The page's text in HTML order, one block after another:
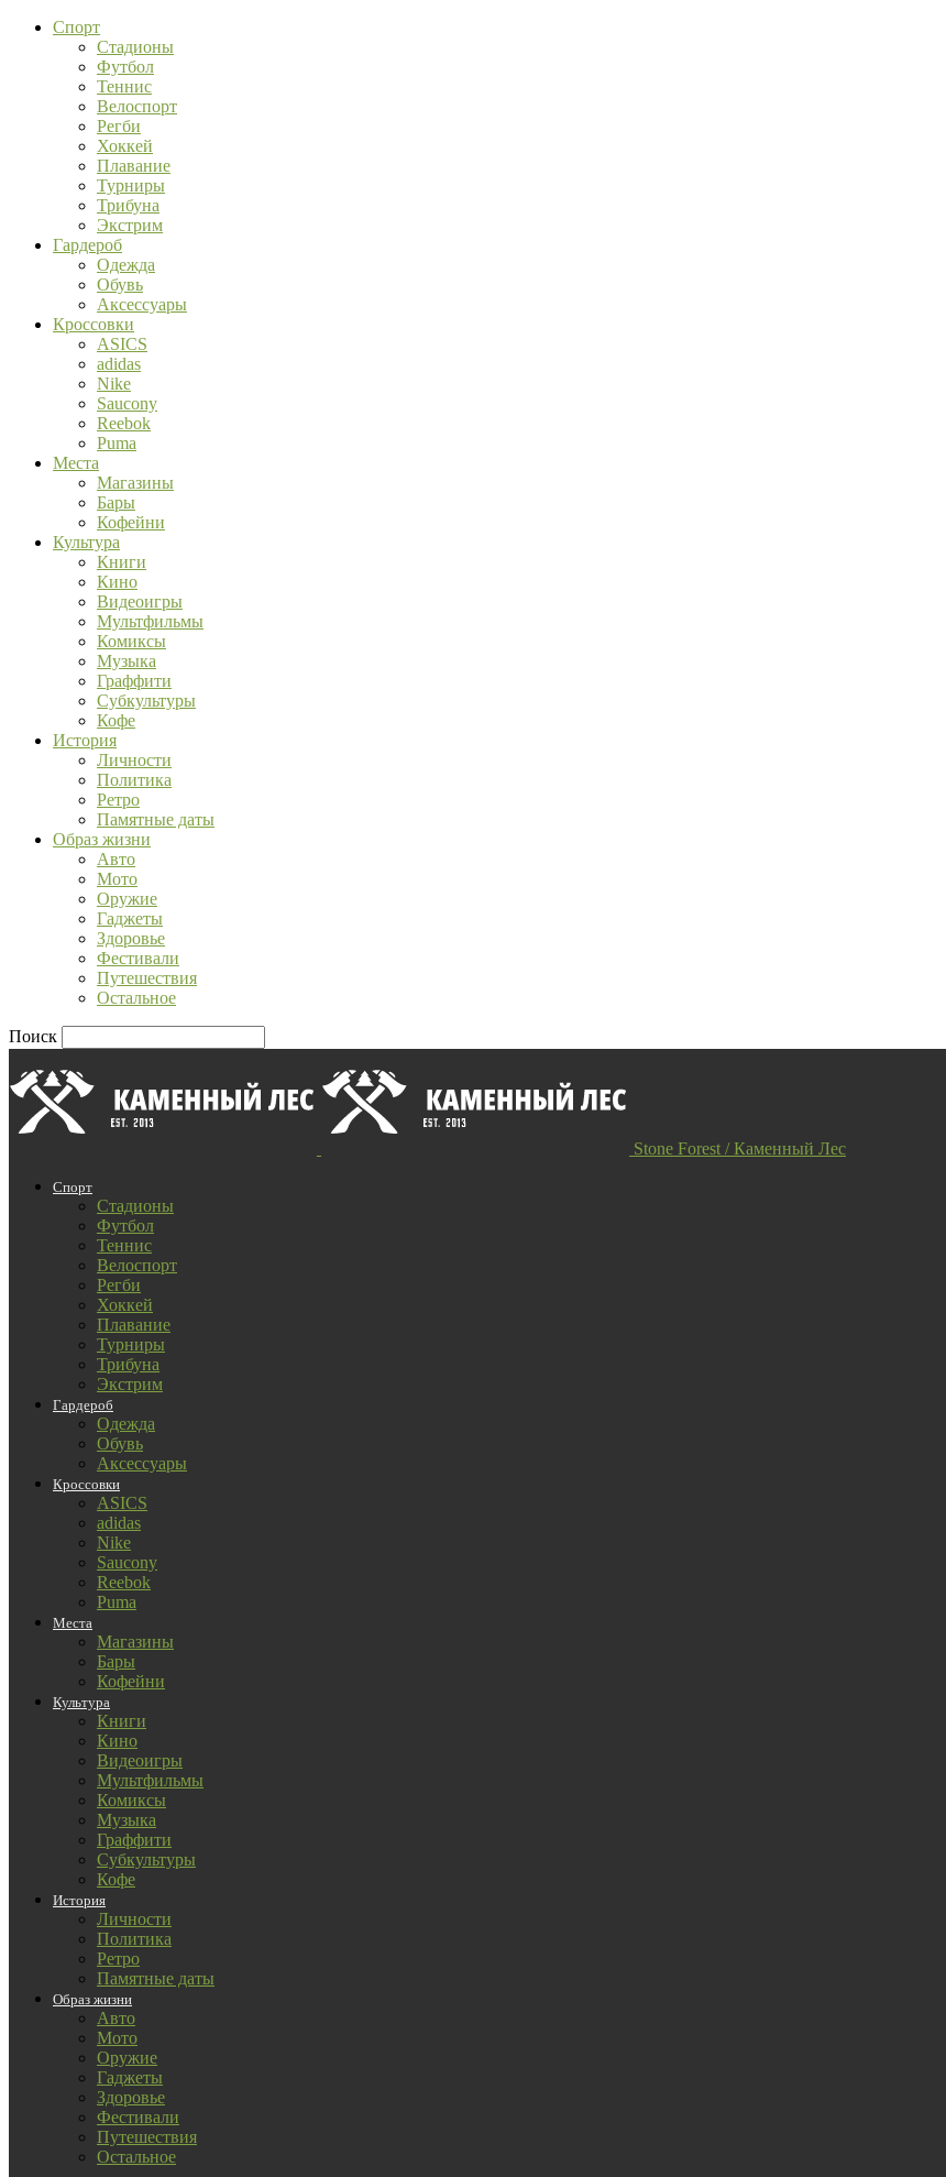
Спорт
Стадионы
Футбол
Теннис
Велоспорт
Регби
Хоккей
Плавание
Турниры
Трибуна
Экстрим
Гардероб
Одежда
Обувь
Аксессуары
Кроссовки
ASICS
adidas
Nike
Saucony
Reebok
Puma
Места
Магазины
Бары
Кофейни
Культура
Книги
Кино
Видеоигры
Мультфильмы
Комиксы
Музыка
Граффити
Субкультуры
Кофе
История
Личности
Политика
Ретро
Памятные даты
Образ жизни
Авто
Мото
Оружие
Гаджеты
Здоровье
Фестивали
Путешествия
Остальное
Поиск
Stone Forest / Каменный Лес
Спорт
Стадионы
Футбол
Теннис
Велоспорт
Регби
Хоккей
Плавание
Турниры
Трибуна
Экстрим
Гардероб
Одежда
Обувь
Аксессуары
Кроссовки
ASICS
adidas
Nike
Saucony
Reebok
Puma
Места
Магазины
Бары
Кофейни
Культура
Книги
Кино
Видеоигры
Мультфильмы
Комиксы
Музыка
Граффити
Субкультуры
Кофе
История
Личности
Политика
Ретро
Памятные даты
Образ жизни
Авто
Мото
Оружие
Гаджеты
Здоровье
Фестивали
Путешествия
Остальное